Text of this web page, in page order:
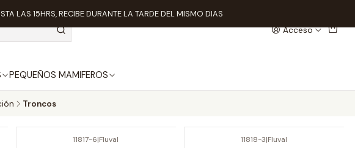
Acceso
PEQUEÑOS MAMIFEROS
LAS 15HRS, RECIBE DURANTE LA TARDE DEL MISMO DIAS
Troncos
11817-6|Fluval 11818-3|Fluval